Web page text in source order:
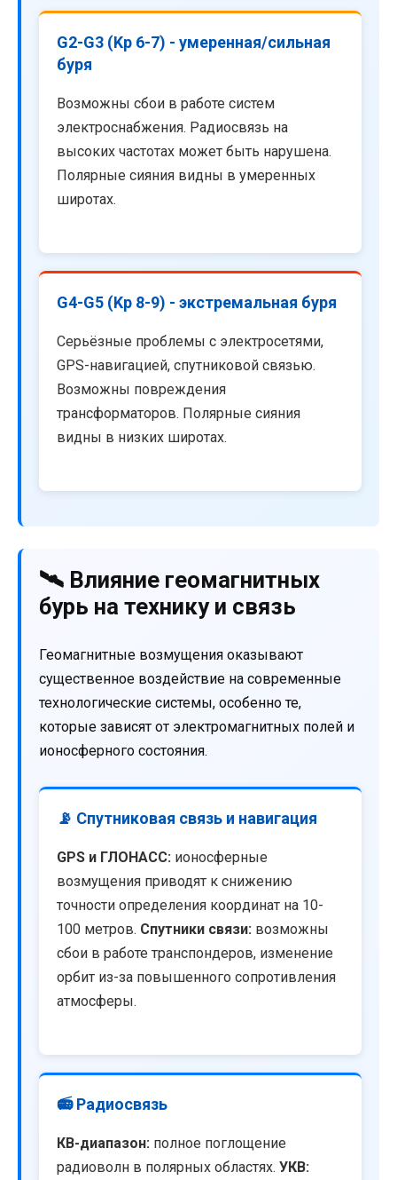
G2-G3 (Kp 6-7) - умеренная/сильная
буря
Возможны сбои в работе систем
электроснабжения. Радиосвязь на
высоких частотах может быть нарушена.
Полярные сияния видны в умеренных
широтах.
G4-G5 (Kp 8-9) - экстремальная буря
Серьёзные проблемы с электросетями,
GPS-навигацией, спутниковой связью.
Возможны повреждения
трансформаторов. Полярные сияния
видны в низких широтах.
🛰️ Влияние геомагнитных
бурь на технику и связь
Геомагнитные возмущения оказывают
существенное воздействие на современные
технологические системы, особенно те,
которые зависят от электромагнитных полей и
ионосферного состояния.
📡 Спутниковая связь и навигация
GPS и ГЛОНАСС: ионосферные
возмущения приводят к снижению
точности определения координат на 10-
100 метров. Спутники связи: возможны
сбои в работе транспондеров, изменение
орбит из-за повышенного сопротивления
атмосферы.
📻 Радиосвязь
КВ-диапазон: полное поглощение
радиоволн в полярных областях. УКВ: